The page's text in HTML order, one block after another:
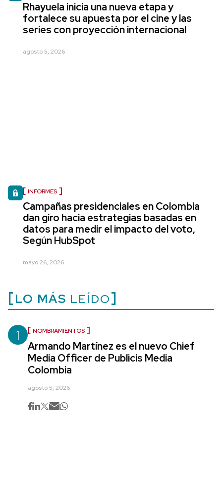
Rhayuela inicia una nueva etapa y
fortalece su apuesta por el cine y las
series con proyección internacional
agosto 5, 2026
INFORMES
Campañas presidenciales en Colombia
dan giro hacia estrategias basadas en
datos para medir el impacto del voto,
Según HubSpot
mayo 26, 2026
LO MÁS LEÍDO
1 NOMBRAMIENTOS
Armando Martínez es el nuevo Chief
Media Officer de Publicis Media
Colombia
agosto 5, 2026